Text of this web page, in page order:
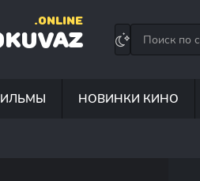
.ONLINE
НОВИНКИ КИНО